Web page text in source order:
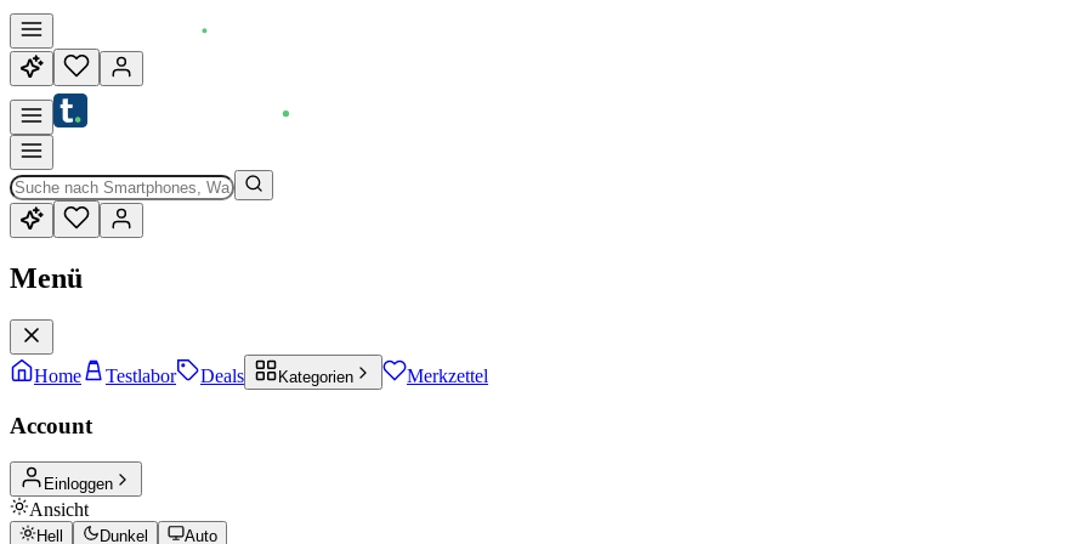
Menü
Home Testlabor Deals Kategorien Merkzettel
Account
Einloggen
Ansicht
Hell Dunkel Auto